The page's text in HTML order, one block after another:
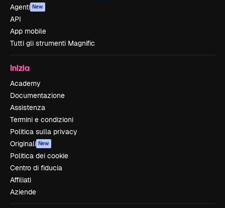
Agenti New
API
App mobile
Tutti gli strumenti Magnific
Inizia
Academy
Documentazione
Assistenza
Termini e condizioni
Politica sulla privacy
Originali New
Politica dei cookie
Centro di fiducia
Affiliati
Aziende